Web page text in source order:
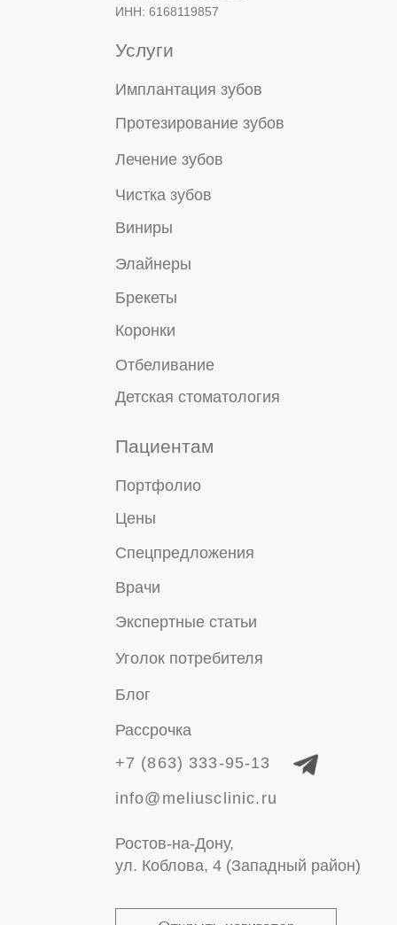
ул. Коблова, 4 (Западный район)
Имеются противопоказания. Необходима
консультация специалиста
Правовые документы
Открыть навигатор
Линк"
Ленинакан